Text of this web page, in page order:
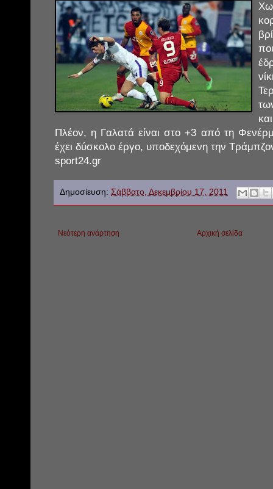
Πλέον, η Γαλατά είναι στο +3 από τη
έχει δύσκολο έργο, υποδεχόμενη την
sport24.gr
Δημοσίευση: Σάββατο, Δεκεμβρίου 17, 2011
Νεότερη ανάρτηση Αρχική σελίδα